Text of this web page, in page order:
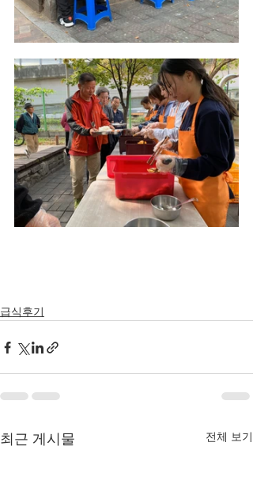
급식후기
최근 게시물 전체 보기